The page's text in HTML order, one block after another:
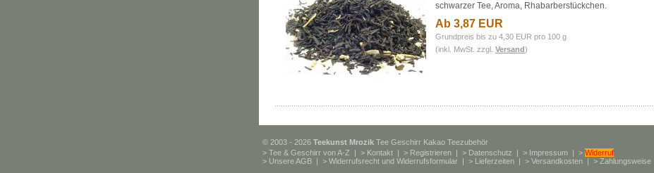
schwarzer Tee, Aroma, Rhabarberstückchen.
Ab 3,87 EUR
Grundpreis bis zu 4,30 EUR pro 100 g
(inkl. MwSt. zzgl.Versand)
© 2003 - 2026 Teekunst Mrozik Tee Geschirr Kakao Teezubehör
> Tee & Geschirr von A-Z | > Kontakt | > Registrieren | > Datenschutz | > Impressum | > Widerruf
> Unsere AGB | > Widerrufsrecht und Widerrufsformular | > Lieferzeiten | > Versandkosten | > Zahlungsweise